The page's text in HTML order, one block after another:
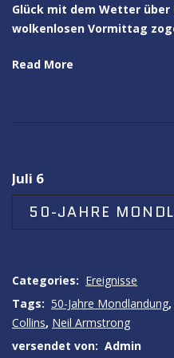
Glück mit dem Wetter über
wolkenlosen Vormittag
Read More
Juli 6
50-JAHRE
Categories: Ereignisse
Tags: 50-Jahre Mondlandung
Collins, Neil Armstrong
versendet von: Admin